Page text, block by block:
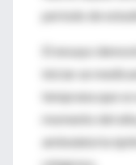
período de
El ensayo
iniciar un
temprana que
momento del
ambulatoria